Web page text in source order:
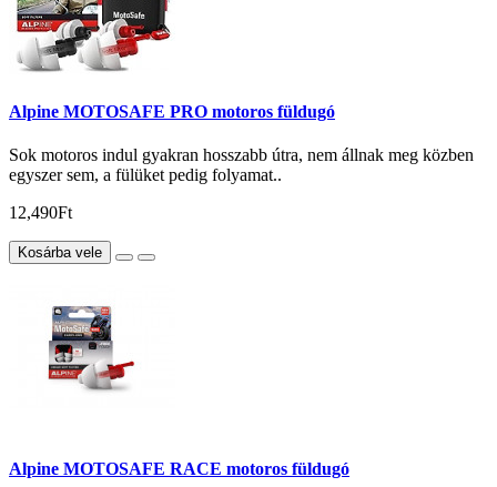
Alpine MOTOSAFE PRO motoros füldugó
Sok motoros indul gyakran hosszabb útra, nem állnak meg közben
egyszer sem, a fülüket pedig folyamat..
12,490Ft
Kosárba vele
Alpine MOTOSAFE RACE motoros füldugó